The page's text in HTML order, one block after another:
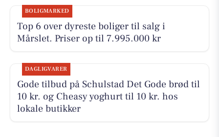
BOLIGMARKED
Top 6 over dyreste boliger til salg i
Mårslet. Priser op til 7.995.000 kr
DAGLIGVARER
Gode tilbud på Schulstad Det Gode brød til
10 kr. og Cheasy yoghurt til 10 kr. hos
lokale butikker